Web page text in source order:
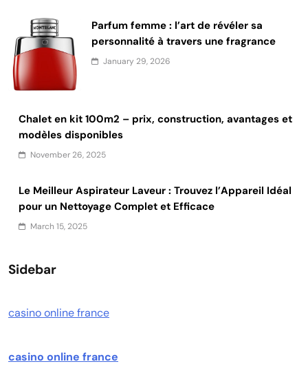
Parfum femme : l’art de révéler sa
personnalité à travers une fragrance
January 29, 2026
Chalet en kit 100m2 – prix, construction, avantages et
modèles disponibles
November 26, 2025
Le Meilleur Aspirateur Laveur : Trouvez l’Appareil Idéal
pour un Nettoyage Complet et Efficace
March 15, 2025
Sidebar
casino online france
casino online france